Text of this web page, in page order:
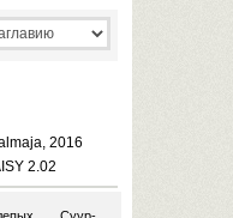
2016
2.02